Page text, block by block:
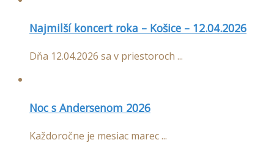
Najmilší koncert roka – Košice – 12.04.2026
Dňa 12.04.2026 sa v priestoroch ...
Noc s Andersenom 2026
Každoročne je mesiac marec ...